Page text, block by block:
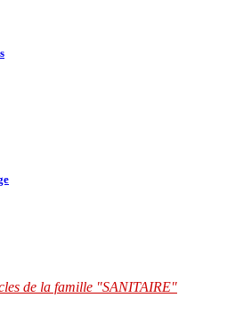
de la famille "SANITAIRE"